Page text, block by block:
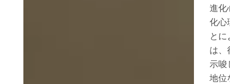
進化
化心
と
は、
示唆
地位